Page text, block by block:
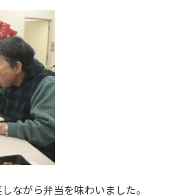
ながら弁当を味わいました。